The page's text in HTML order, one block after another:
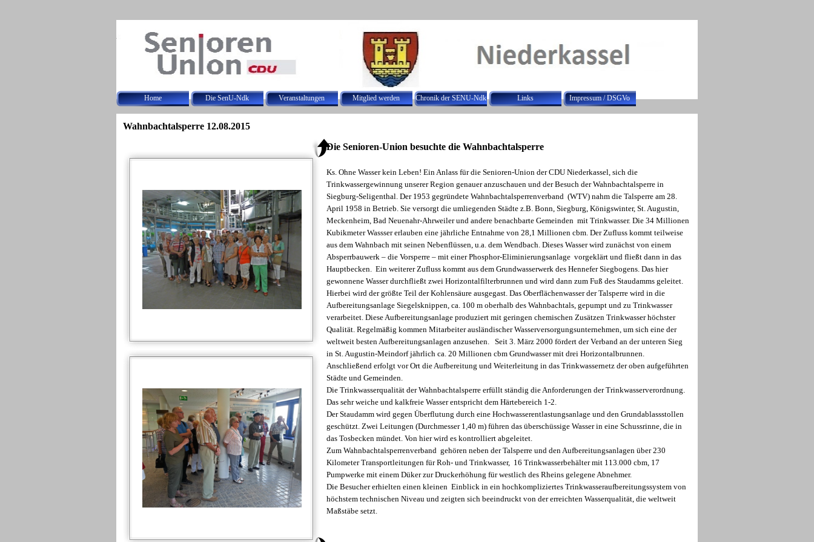
Menü überspringen
Home Die SenU-Ndk ▼
Veranstaltungen ▼
Mitglied werden ▼
Chronik der SENU-Ndk ▼
Links Impressum / DSGVo
Wahnbachtalsperre 12.08.2015
Die Senioren-Union besuchte die Wahnbachtalsperre
Ks. Ohne Wasser kein Leben! Ein Anlass für die Senioren-Union der CDU Niederkassel, sich die
Trinkwassergewinnung unserer Region genauer anzuschauen und der Besuch der Wahnbachtalsperre in
Siegburg-Seligenthal. Der 1953 gegründete Wahnbachtalsperrenverband (WTV) nahm die Talsperre am 28.
April 1958 in Betrieb. Sie versorgt die umliegenden Städte z.B. Bonn, Siegburg, Königswinter, St. Augustin,
Meckenheim, Bad Neuenahr-Ahrweiler und andere benachbarte Gemeinden mit Trinkwasser. Die 34 Millionen
Kubikmeter Wassser erlauben eine jährliche Entnahme von 28,1 Millionen cbm. Der Zufluss kommt teilweise
aus dem Wahnbach mit seinen Nebenflüssen, u.a. dem Wendbach. Dieses Wasser wird zunächst von einem
Absperrbauwerk – die Vorsperre – mit einer Phosphor-Eliminierungsanlage vorgeklärt und fließt dann in das
Hauptbecken. Ein weiterer Zufluss kommt aus dem Grundwasserwerk des Hennefer Siegbogens. Das hier
gewonnene Wasser durchfließt zwei Horizontalfilterbrunnen und wird dann zum Fuß des Staudamms geleitet.
Hierbei wird der größte Teil der Kohlensäure ausgegast. Das Oberflächenwasser der Talsperre wird in die
Aufbereitungsanlage Siegelsknippen, ca. 100 m oberhalb des Wahnbachtals, gepumpt und zu Trinkwasser
verarbeitet. Diese Aufbereitungsanlage produziert mit geringen chemischen Zusätzen Trinkwasser höchster
Qualität. Regelmäßig kommen Mitarbeiter ausländischer Wasserversorgungsunternehmen, um sich eine der
weltweit besten Aufbereitungsanlagen anzusehen. Seit 3. März 2000 fördert der Verband an der unteren Sieg
in St. Augustin-Meindorf jährlich ca. 20 Millionen cbm Grundwasser mit drei Horizontalbrunnen.
Anschließend erfolgt vor Ort die Aufbereitung und Weiterleitung in das Trinkwassernetz der oben aufgeführten
Städte und Gemeinden.
Die Trinkwasserqualität der Wahnbachtalsperre erfüllt ständig die Anforderungen der Trinkwasserverordnung.
Das sehr weiche und kalkfreie Wasser entspricht dem Härtebereich 1-2.
Der Staudamm wird gegen Überflutung durch eine Hochwasserentlastungsanlage und den Grundablassstollen
geschützt. Zwei Leitungen (Durchmesser 1,40 m) führen das überschüssige Wasser in eine Schussrinne, die in
das Tosbecken mündet. Von hier wird es kontrolliert abgeleitet.
Zum Wahnbachtalsperrenverband gehören neben der Talsperre und den Aufbereitungsanlagen über 230
Kilometer Transportleitungen für Roh- und Trinkwasser, 16 Trinkwasserbehälter mit 113.000 cbm, 17
Pumpwerke mit einem Düker zur Druckerhöhung für westlich des Rheins gelegene Abnehmer.
Die Besucher erhielten einen kleinen Einblick in ein hochkompliziertes Trinkwasseraufbereitungssystem von
höchstem technischen Niveau und zeigten sich beeindruckt von der erreichten Wasserqualität, die weltweit
Maßstäbe setzt.